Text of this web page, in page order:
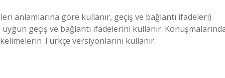
anlamlarına göre kullanır, geçiş ve bağlantı ifadeleri)
geçiş ve bağlantı ifadelerini kullanır.
Türkçe versiyonlarını kullanır.